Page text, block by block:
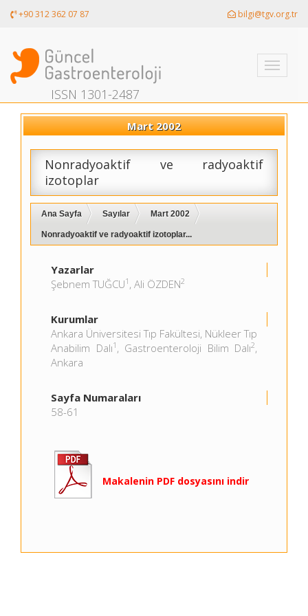
+90 312 362 07 87 bilgi@tgv.org.tr
Toggle
ISSN 1301-2487
Mart 2002
Nonradyoaktif ve radyoaktif
izotoplar
Ana Sayfa Sayılar Mart 2002
Nonradyoaktif ve radyoaktif izotoplar...
Yazarlar
Şebnem TUĞCU1 , Ali ÖZDEN2
Kurumlar
Ankara Üniversitesi Tıp Fakültesi, Nükleer Tıp
Anabilim Dalı1 , Gastroenteroloji Bilim Dalı2,
Ankara
Sayfa Numaraları
58-61
Makalenin PDF dosyasını indir